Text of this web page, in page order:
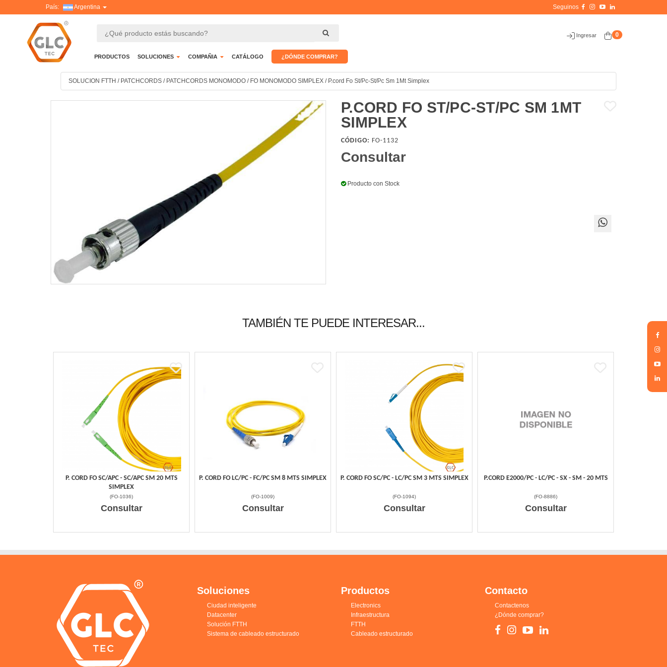
Ingresar 0
PRODUCTOS SOLUCIONES COMPAÑIA CATÁLOGO ¿DÓNDE COMPRAR?
País: Argentina
SOLUCION FTTH / PATCHCORDS / PATCHCORDS MONOMODO / FO MONOMODO SIMPLEX / P.cord Fo St/Pc-St/Pc Sm 1Mt Simplex
P.CORD FO ST/PC-ST/PC SM 1MT
SIMPLEX
CÓDIGO: FO-1132
Consultar
Producto con Stock
TAMBIÉN TE PUEDE INTERESAR...
P. CORD FO SC/APC - SC/APC SM 20 MTS
SIMPLEX
(FO-1036)
Consultar
P. CORD FO LC/PC - FC/PC SM 8 MTS SIMPLEX
(FO-1009)
Consultar
P. CORD FO SC/PC - LC/PC SM 3 MTS SIMPLEX
(FO-1094)
Consultar
P.CORD E2000/PC - LC/PC - SX - SM - 20 MTS
(FO-8886)
Consultar
Soluciones
Ciudad inteligente
Datacenter
Solución FTTH
Sistema de cableado estructurado
Productos
Electronics
Infraestructura
FTTH
Cableado estructurado
Contacto
Contactenos
¿Dónde comprar?